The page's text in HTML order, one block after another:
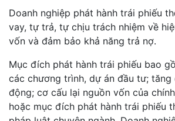
Doanh nghiệp phát hành trái phiếu
vay, tự trả, tự chịu trách nhiệm về
vốn và đảm bảo khả năng trả nợ.
Mục đích phát hành trái phiếu bao
các chương trình, dự án đầu tư;
động; cơ cấu lại nguồn vốn của
hoặc mục đích phát hành trái phiếu